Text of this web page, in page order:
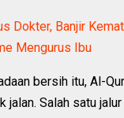
Dokter, Banjir
Mengurus Ibu
bersih itu, Al-
jalan. Salah satu